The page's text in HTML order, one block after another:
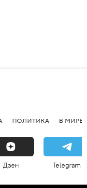
ПОЛИТИКА В МИРЕ
Дзен Telegram